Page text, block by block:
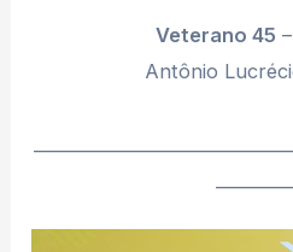
Veterano 45
Antônio